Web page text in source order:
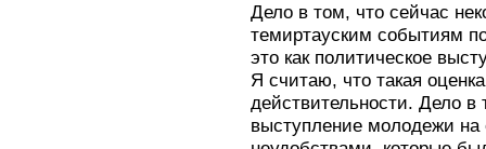
Дело в том, что сейчас
темиртауским событиям
это как политическое
Я считаю, что такая
действительности. Дело
выступление молодежи